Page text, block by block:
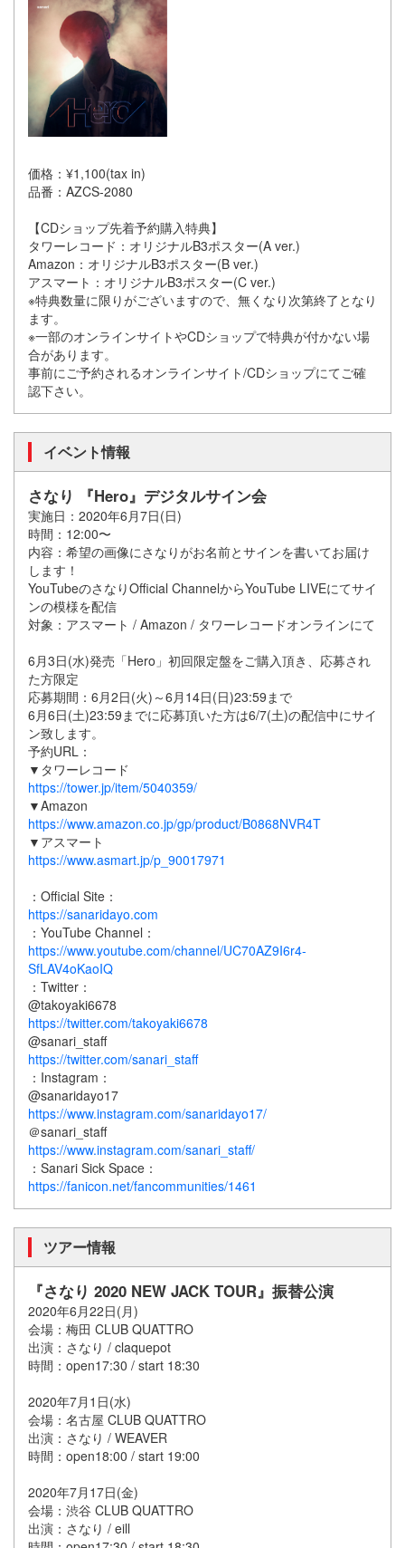
価格：¥1,100(tax in)
品番：AZCS-2080
【CDショップ先着予約購入特典】
タワーレコード：オリジナルB3ポスター(A ver.)
Amazon：オリジナルB3ポスター(B ver.)
アスマート：オリジナルB3ポスター(C ver.)
※特典数量に限りがございますので、無くなり次第終了となり
ます。
※一部のオンラインサイトやCDショップで特典が付かない場
合があります。
事前にご予約されるオンラインサイト/CDショップにてご確
認下さい。
イベント情報
さなり 『Hero』デジタルサイン会
実施日：2020年6月7日(日)
時間：12:00〜
内容：希望の画像にさなりがお名前とサインを書いてお届け
します！
YouTubeのさなりOfficial ChannelからYouTube LIVEにてサイ
ンの模様を配信
対象：アスマート / Amazon / タワーレコードオンラインにて
6月3日(水)発売「Hero」初回限定盤をご購入頂き、応募され
た方限定
応募期間：6月2日(火)～6月14日(日)23:59まで
6月6日(土)23:59までに応募頂いた方は6/7(土)の配信中にサイ
ン致します。
予約URL：
▼タワーレコード
https://tower.jp/item/5040359/
▼Amazon
https://www.amazon.co.jp/gp/product/B0868NVR4T
▼アスマート
https://www.asmart.jp/p_90017971
：Official Site：
https://sanaridayo.com
：YouTube Channel：
https://www.youtube.com/channel/UC70AZ9I6r4-
SfLAV4oKaoIQ
：Twitter：
@takoyaki6678
https://twitter.com/takoyaki6678
@sanari_staff
https://twitter.com/sanari_staff
：Instagram：
@sanaridayo17
https://www.instagram.com/sanaridayo17/
＠sanari_staff
https://www.instagram.com/sanari_staff/
：Sanari Sick Space：
https://fanicon.net/fancommunities/1461
ツアー情報
『さなり 2020 NEW JACK TOUR』振替公演
2020年6月22日(月)
会場：梅田 CLUB QUATTRO
出演：さなり / claquepot
時間：open17:30 / start 18:30
2020年7月1日(水)
会場：名古屋 CLUB QUATTRO
出演：さなり / WEAVER
時間：open18:00 / start 19:00
2020年7月17日(金)
会場：渋谷 CLUB QUATTRO
出演：さなり / eill